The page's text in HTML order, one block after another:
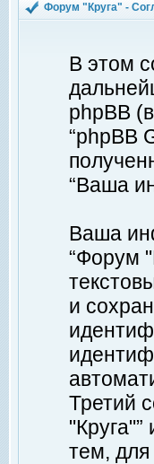
Форум "Круга" -
В этом
phpBB
“phpBB
“Ваша
Ваша
“Форум
и
Третий
тем,